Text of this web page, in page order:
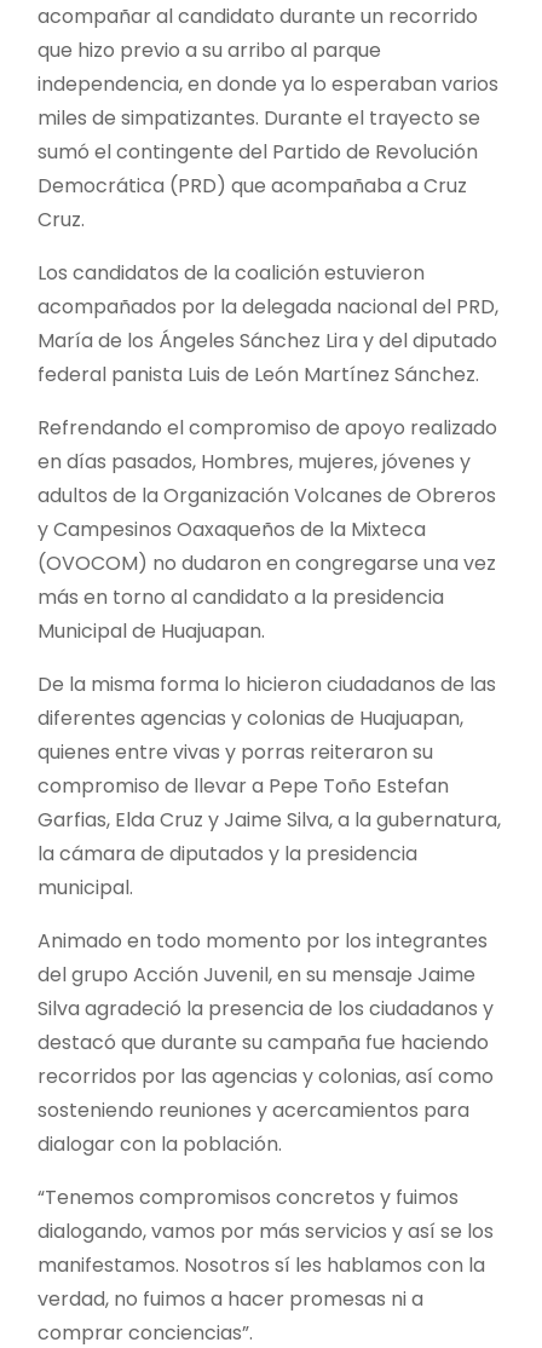
acompañar al candidato durante un recorrido
que hizo previo a su arribo al parque
independencia, en donde ya lo esperaban varios
miles de simpatizantes. Durante el trayecto se
sumó el contingente del Partido de Revolución
Democrática (PRD) que acompañaba a Cruz
Cruz.
Los candidatos de la coalición estuvieron
acompañados por la delegada nacional del PRD,
María de los Ángeles Sánchez Lira y del diputado
federal panista Luis de León Martínez Sánchez.
Refrendando el compromiso de apoyo realizado
en días pasados, Hombres, mujeres, jóvenes y
adultos de la Organización Volcanes de Obreros
y Campesinos Oaxaqueños de la Mixteca
(OVOCOM) no dudaron en congregarse una vez
más en torno al candidato a la presidencia
Municipal de Huajuapan.
De la misma forma lo hicieron ciudadanos de las
diferentes agencias y colonias de Huajuapan,
quienes entre vivas y porras reiteraron su
compromiso de llevar a Pepe Toño Estefan
Garfias, Elda Cruz y Jaime Silva, a la gubernatura,
la cámara de diputados y la presidencia
municipal.
Animado en todo momento por los integrantes
del grupo Acción Juvenil, en su mensaje Jaime
Silva agradeció la presencia de los ciudadanos y
destacó que durante su campaña fue haciendo
recorridos por las agencias y colonias, así como
sosteniendo reuniones y acercamientos para
dialogar con la población.
“Tenemos compromisos concretos y fuimos
dialogando, vamos por más servicios y así se los
manifestamos. Nosotros sí les hablamos con la
verdad, no fuimos a hacer promesas ni a
comprar conciencias”.